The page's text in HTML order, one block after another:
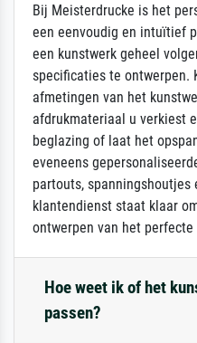
Bij Meisterdrucke is het
een eenvoudig en intuïtief
een kunstwerk geheel
specificaties te ontwerpen.
afmetingen van het
afdrukmateriaal u verkiest
beglazing of laat het
eveneens
partouts, spanningshoutjes
klantendienst staat klaar
ontwerpen van het perfecte
Hoe weet ik of het
passen?